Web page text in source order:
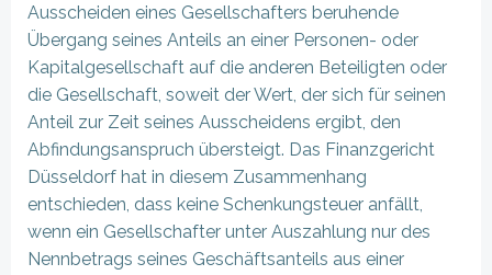
Ausscheiden eines Gesellschafters beruhende
Übergang seines Anteils an einer Personen- oder
Kapitalgesellschaft auf die anderen Beteiligten oder
die Gesellschaft, soweit der Wert, der sich für seinen
Anteil zur Zeit seines Ausscheidens ergibt, den
Abfindungsanspruch übersteigt. Das Finanzgericht
Düsseldorf hat in diesem Zusammenhang
entschieden, dass keine Schenkungsteuer anfällt,
wenn ein Gesellschafter unter Auszahlung nur des
Nennbetrags seines Geschäftsanteils aus einer